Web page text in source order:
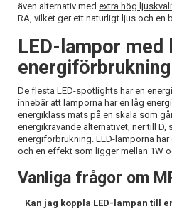
även alternativ med extra hög
RA, vilket ger ett naturligt ljus och en
LED-lampor med
energiförbrukning
De flesta LED-spotlights har en
innebär att lamporna har en låg
energiklass mäts på en skala som
energikrävande alternativet, ner till
energiförbrukning. LED-lamporna
och en effekt som ligger mellan 1W
Vanliga frågor om
Kan jag koppla LED-lampan till